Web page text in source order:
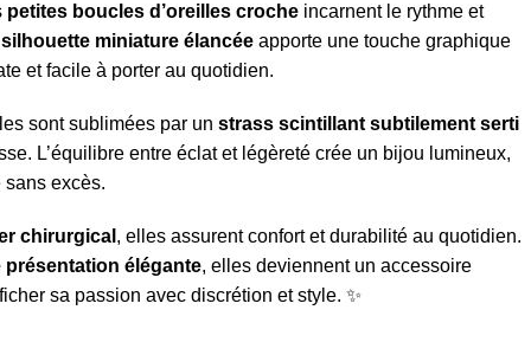
petites boucles d’oreilles croche incarnent le rythme et
silhouette miniature élancée apporte une touche graphique
et facile à porter au quotidien.
sont sublimées par un strass scintillant subtilement serti
L’équilibre entre éclat et légèreté crée un bijou lumineux,
sans excès.
chirurgical , elles assurent confort et durabilité au quotidien.
présentation élégante, elles deviennent un accessoire
sa passion avec discrétion et style. ✨